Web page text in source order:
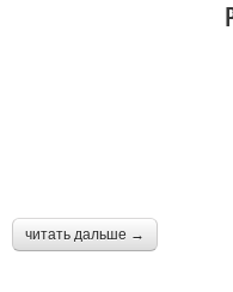
читать дальше →